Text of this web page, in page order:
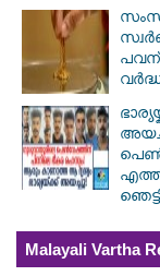
Malayali Vartha